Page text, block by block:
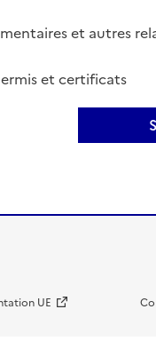
et autres
et certificats
UE